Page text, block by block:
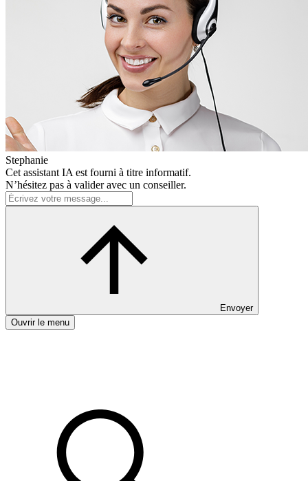
Stephanie
Cet assistant IA est fourni à titre informatif.
N’hésitez pas à valider avec un conseiller.
Envoyer
Ouvrir le menu